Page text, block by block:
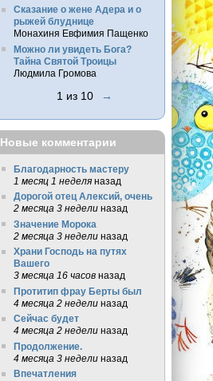
Сказание о жене Адера и о
рыжей блуднице
Монахиня Евфимия Пащенко
Можно ли увидеть Бога?
Тайна Святой Троицы
Людмила Громова
1 из 10 →
Новые комментарии
Благодарность мастеру
1 месяц 1 неделяназад
Дорогой отец Алексий, очень
2 месяца 3 неделиназад
Значение Морока
2 месяца 3 неделиназад
Храни Господь на путях
Вашего
3 месяца 16 часовназад
Протитип фрау Берты был
4 месяца 2 неделиназад
Сейчас будет
4 месяца 2 неделиназад
Продолжение.
4 месяца 3 неделиназад
Впечатления